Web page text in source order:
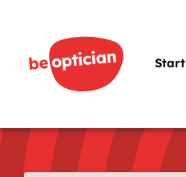
Start